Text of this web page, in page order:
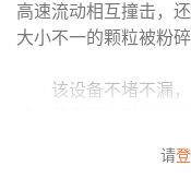
高速流动相互撞击，
大小不一的颗粒被粉碎
该设备不堵不漏
请